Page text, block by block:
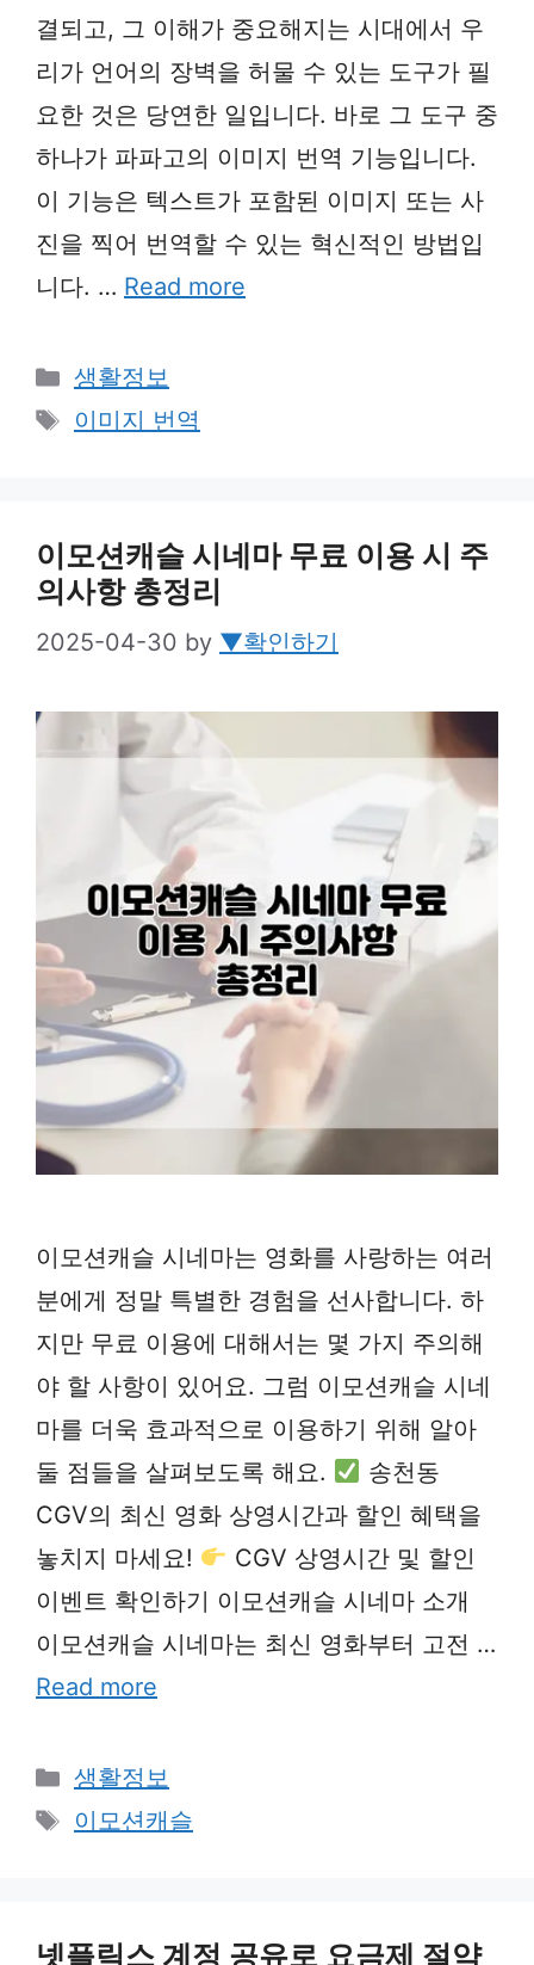
결되고, 그 이해가 중요해지는 시대에서 우
리가 언어의 장벽을 허물 수 있는 도구가 필
요한 것은 당연한 일입니다. 바로 그 도구 중
하나가 파파고의 이미지 번역 기능입니다.
이 기능은 텍스트가 포함된 이미지 또는 사
진을 찍어 번역할 수 있는 혁신적인 방법입
니다. … Read more
Categories
생활정보
Tags
이미지 번역
이모션캐슬 시네마 무료 이용 시 주
의사항 총정리
2025-04-30 by ▼확인하기
이모션캐슬 시네마는 영화를 사랑하는 여러
분에게 정말 특별한 경험을 선사합니다. 하
지만 무료 이용에 대해서는 몇 가지 주의해
야 할 사항이 있어요. 그럼 이모션캐슬 시네
마를 더욱 효과적으로 이용하기 위해 알아
둘 점들을 살펴보도록 해요.
송천동
CGV의 최신 영화 상영시간과 할인 혜택을
놓치지 마세요!
CGV 상영시간 및 할인
이벤트 확인하기 이모션캐슬 시네마 소개
이모션캐슬 시네마는 최신 영화부터 고전 …
Read more
Categories
생활정보
Tags
이모션캐슬
넷플릭스 계정 공유로 요금제 절약